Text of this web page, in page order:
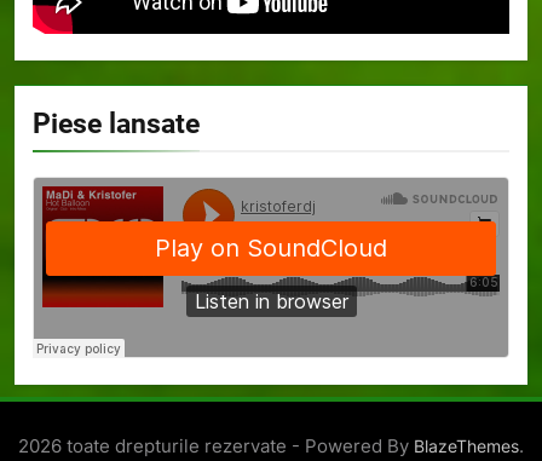
Piese lansate
2026 toate drepturile rezervate - Powered By BlazeThemes.